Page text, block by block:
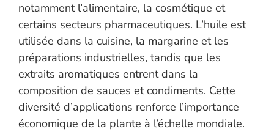
notamment l’alimentaire, la cosmétique et
certains secteurs pharmaceutiques. L’huile est
utilisée dans la cuisine, la margarine et les
préparations industrielles, tandis que les
extraits aromatiques entrent dans la
composition de sauces et condiments. Cette
diversité d’applications renforce l’importance
économique de la plante à l’échelle mondiale.